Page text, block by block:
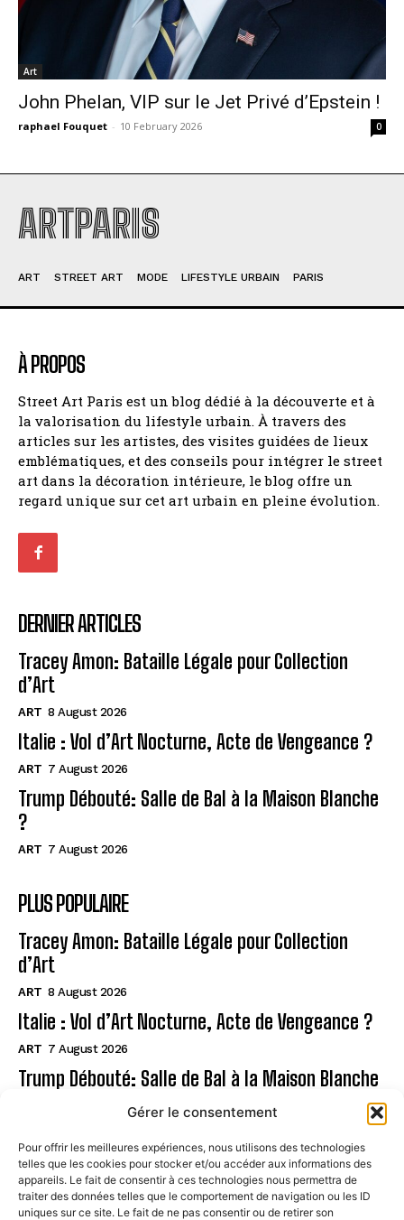
Gérer le consentement
Pour offrir les meilleures expériences, nous utilisons des technologies
telles que les cookies pour stocker et/ou accéder aux informations des
appareils. Le fait de consentir à ces technologies nous permettra de
traiter des données telles que le comportement de navigation ou les ID
uniques sur ce site. Le fait de ne pas consentir ou de retirer son
Art
John Phelan, VIP sur le Jet Privé d’Epstein !
raphael Fouquet - 10 February 2026 0
ARTPARIS
ART STREET ART MODE LIFESTYLE URBAIN PARIS
À PROPOS
Street Art Paris est un blog dédié à la découverte et à
la valorisation du lifestyle urbain. À travers des
articles sur les artistes, des visites guidées de lieux
emblématiques, et des conseils pour intégrer le street
art dans la décoration intérieure, le blog offre un
regard unique sur cet art urbain en pleine évolution.
DERNIER ARTICLES
Tracey Amon: Bataille Légale pour Collection
d’Art
ART 8 August 2026
Italie : Vol d’Art Nocturne, Acte de Vengeance ?
ART 7 August 2026
Trump Débouté: Salle de Bal à la Maison Blanche
?
ART 7 August 2026
PLUS POPULAIRE
Tracey Amon: Bataille Légale pour Collection
d’Art
ART 8 August 2026
Italie : Vol d’Art Nocturne, Acte de Vengeance ?
ART 7 August 2026
Trump Débouté: Salle de Bal à la Maison Blanche
Page
CONTACT